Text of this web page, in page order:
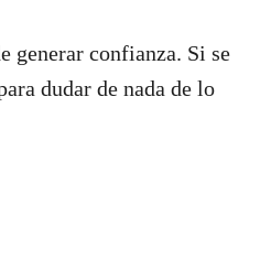
generar confianza. Si se
dudar de nada de lo